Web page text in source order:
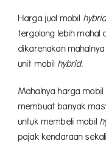
Harga jual mobil
tergolong lebih mahal
dikarenakan
unit mobil hybrid.
Mahalnya harga mobil
membuat banyak
untuk membeli mobil
pajak kendaraan